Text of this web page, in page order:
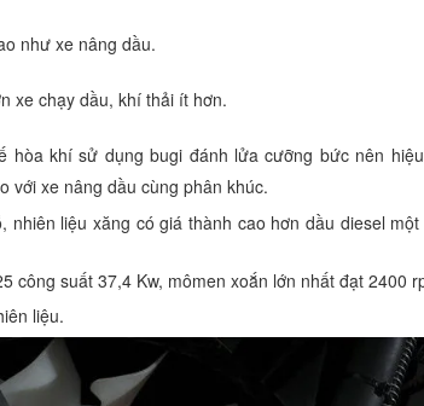
như xe nâng dầu.
xe chạy dầu, khí thải ít hơn.
hòa khí sử dụng bugi đánh lửa cưỡng bức nên
với xe nâng dầu cùng phân khúc.
liệu xăng có giá thành cao hơn dầu diesel
công suất 37,4 Kw, mômen xoắn lớn nhất đạt 2400
liệu.